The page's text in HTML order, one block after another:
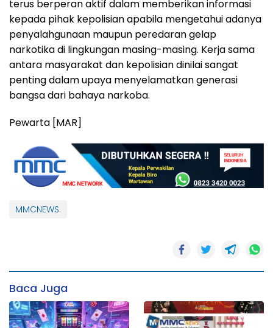
terus berperan aktif dalam memberikan informasi
kepada pihak kepolisian apabila mengetahui adanya
penyalahgunaan maupun peredaran gelap
narkotika di lingkungan masing-masing. Kerja sama
antara masyarakat dan kepolisian dinilai sangat
penting dalam upaya menyelamatkan generasi
bangsa dari bahaya narkoba.
Pewarta [MAR]
MMCNEWS.
Baca Juga